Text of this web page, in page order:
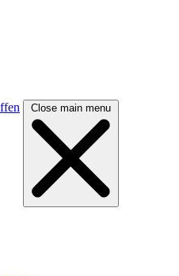
Close main menu